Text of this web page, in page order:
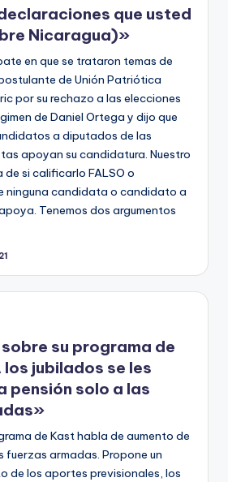
que usted
Nicaragua)»
en que se trataron temas de
de Unión Patriótica
por su rechazo a las elecciones
de Daniel Ortega y dijo que
a diputados de las
apoyan su candidatura. Nuestro
si calificarlo FALSO o
ninguna candidata o candidato a
Tenemos dos argumentos
su programa de
jubilados se les
pensión solo a las
de Kast habla de aumento de
fuerzas armadas. Propone un
de los aportes previsionales, los